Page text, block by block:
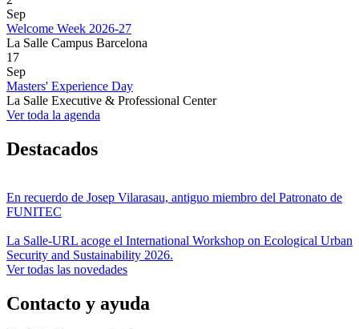
Sep
Welcome Week 2026-27
La Salle Campus Barcelona
17
Sep
Masters' Experience Day
La Salle Executive & Professional Center
Ver toda la agenda
Destacados
En recuerdo de Josep Vilarasau, antiguo miembro del Patronato de
FUNITEC
La Salle-URL acoge el International Workshop on Ecological Urban
Security and Sustainability 2026.
Ver todas las novedades
Contacto y ayuda